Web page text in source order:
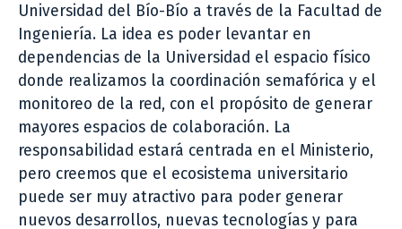
Universidad del Bío-Bío a través de la Facultad de
Ingeniería. La idea es poder levantar en
dependencias de la Universidad el espacio físico
donde realizamos la coordinación semafórica y el
monitoreo de la red, con el propósito de generar
mayores espacios de colaboración. La
responsabilidad estará centrada en el Ministerio,
pero creemos que el ecosistema universitario
puede ser muy atractivo para poder generar
nuevos desarrollos, nuevas tecnologías y para